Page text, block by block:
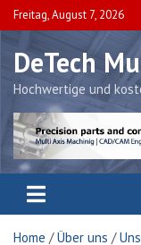
Skip
to
Freitag, August 7, 2026
DeTech
Hochwertige und
Home Über uns